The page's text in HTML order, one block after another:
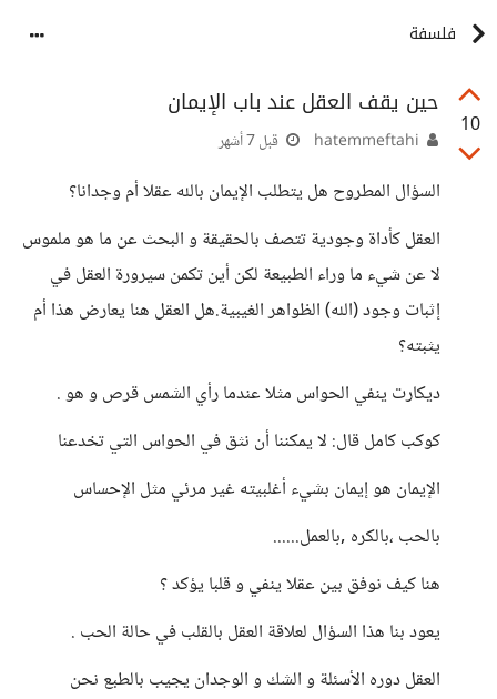
فلسفة
10
حين يقف العقل عند باب الإيمان
قبل 7 أشهر
السؤال المطروح هل يتطلب الإيمان بالله عقلا أم وجدانا؟
العقل كأداة وجودية تتصف بالحقيقة و البحث عن ما هو ملموس
لا عن شيء ما وراء الطبيعة لكن أين تكمن سيرورة العقل في
إثبات وجود (الله) الظواهر الغيبية.هل العقل هنا يعارض هذا أم
يثبته؟
ديكارت ينفي الحواس مثلا عندما رأي الشمس قرص و هو .
كوكب كامل قال: لا يمكننا أن نثق في الحواس التي تخدعنا
الإيمان هو إيمان بشيء أغلبيته غير مرئي مثل الإحساس
بالحب ،بالكره ,بالعمل......
هنا كيف نوفق بين عقلا ينفي و قلبا يؤكد ؟
يعود بنا هذا السؤال لعلاقة العقل بالقلب في حالة الحب .
العقل دوره الأسئلة و الشك و الوجدان يجيب بالطبع نحن